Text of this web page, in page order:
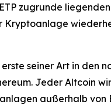
zugrunde
seiner Art in den
Jeder Altcoin
außerhalb